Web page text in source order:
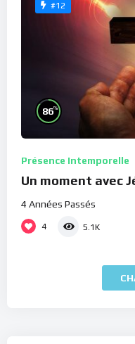
#12
86%
Présence Intemporelle
Un moment avec
4 Années Passés
4 5.1K